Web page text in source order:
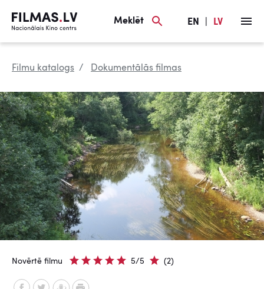
Meklēt EN LV
Filmu katalogs Dokumentālās filmas
Novērtē filmu 5/5 (2)